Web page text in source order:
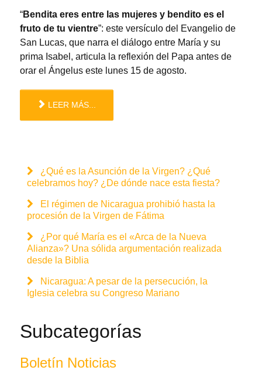
“Bendita eres entre las mujeres y bendito es el
fruto de tu vientre”: este versículo del Evangelio de
San Lucas, que narra el diálogo entre María y su
prima Isabel, articula la reflexión del Papa antes de
orar el Ángelus este lunes 15 de agosto.
LEER MÁS...
¿Qué es la Asunción de la Virgen? ¿Qué
celebramos hoy? ¿De dónde nace esta fiesta?
El régimen de Nicaragua prohibió hasta la
procesión de la Virgen de Fátima
¿Por qué María es el «Arca de la Nueva
Alianza»? Una sólida argumentación realizada
desde la Biblia
Nicaragua: A pesar de la persecución, la
Iglesia celebra su Congreso Mariano
Subcategorías
Boletín Noticias